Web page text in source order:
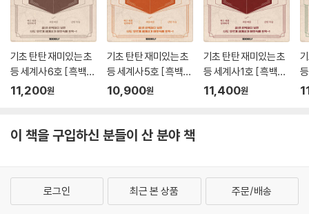
기초 탄탄 재미있는 초
등 세계사 6호 [ 흑백판
]
11,200원
기초 탄탄 재미있는 초
등 세계사 5호 [ 흑백판
]
10,900원
기초 탄탄 재미있는 초
등 세계사 1호 [ 흑백판
]
11,400원
]
이 책을 구입하신 분들이 산 분야 책
로그인 최근 본 상품 주문/배송